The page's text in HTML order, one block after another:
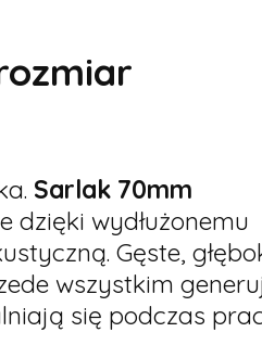
Sarlak 70mm
dzięki wydłużonemu
Gęste,
wszystkim
się podczas